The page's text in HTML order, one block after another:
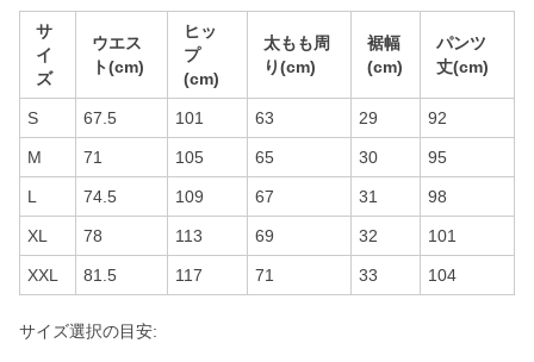
サ
イ
ズ
ウエス
ト(cm)
ヒッ
プ
(cm)
太もも周
り(cm)
裾幅
(cm)
パンツ
丈(cm)
S 67.5 101 63 29 92
M 71 105 65 30 95
L 74.5 109 67 31 98
XL 78 113 69 32 101
XXL 81.5 117 71 33 104
サイズ選択の目安: